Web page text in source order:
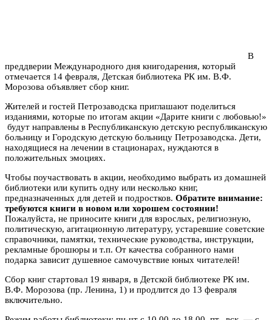
В
преддверии Международного дня книгодарения, который
отмечается 14 февраля, Детская библиотека РК им. В.Ф.
Морозова объявляет сбор книг.
Жителей и гостей Петрозаводска приглашают поделиться
изданиями, которые по итогам акции «Дарите книги с любовью!»
будут направлены в Республиканскую детскую республиканскую
больницу и Городскую детскую больницу Петрозаводска. Дети,
находящиеся на лечении в стационарах, нуждаются в
положительных эмоциях.
Чтобы поучаствовать в акции, необходимо выбрать из домашней
библиотеки или купить одну или несколько книг,
предназначенных для детей и подростков. Обратите внимание:
требуются книги в новом или хорошем состоянии!
Пожалуйста, не приносите книги для взрослых, религиозную,
политическую, агитационную литературу, устаревшие советские
справочники, памятки, технические руководства, инструкции,
рекламные брошюры и т.п. От качества собранного нами
подарка зависит душевное самочувствие юных читателей!
Сбор книг стартовал 19 января, в Детской библиотеке РК им.
В.Ф. Морозова (пр. Ленина, 1) и продлится до 13 февраля
включительно.